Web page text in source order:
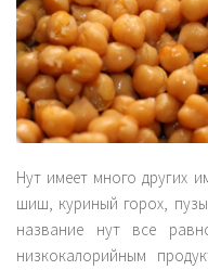
Комплексы
Мантры
Пранаямы
Блог
Еда
Путешествия
Нут имеет много других
шиш, куриный горох,
название нут все
низкокалорийным